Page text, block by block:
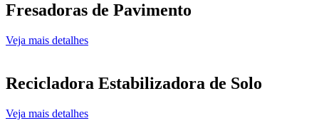
Fresadoras de Pavimento
Veja mais detalhes
Recicladora Estabilizadora de Solo
Veja mais detalhes